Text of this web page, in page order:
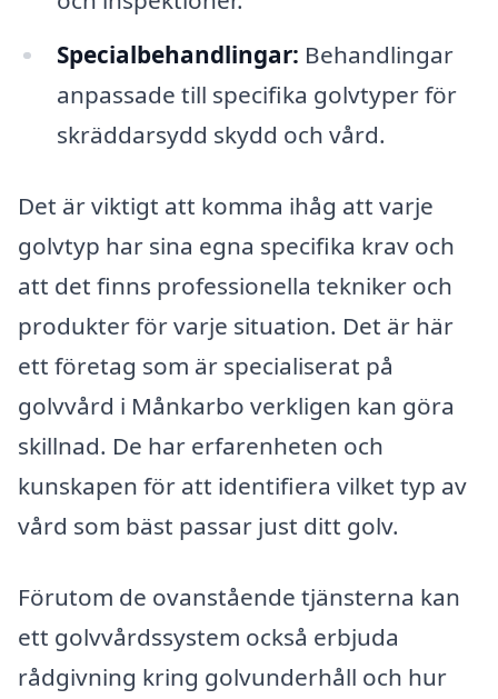
Specialbehandlingar: Behandlingar
anpassade till specifika golvtyper för
skräddarsydd skydd och vård.
Det är viktigt att komma ihåg att varje
golvtyp har sina egna specifika krav och
att det finns professionella tekniker och
produkter för varje situation. Det är här
ett företag som är specialiserat på
golvvård i Månkarbo verkligen kan göra
skillnad. De har erfarenheten och
kunskapen för att identifiera vilket typ av
vård som bäst passar just ditt golv.
Förutom de ovanstående tjänsterna kan
ett golvvårdssystem också erbjuda
rådgivning kring golvunderhåll och hur